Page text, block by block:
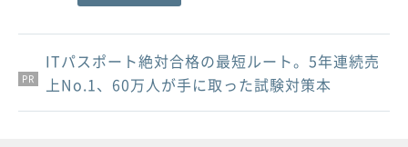
PR
PR
PR
ITパスポート絶対合格の最短ルート。5年連続売
上No.1、60万人が手に取った試験対策本